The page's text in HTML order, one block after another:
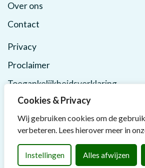
Cookies & Privacy
Wij gebruiken cookies om de
verbeteren. Lees hierover meer in
Instellingen Alles afwijzen
Over ons
Contact
Privacy
Proclaimer
Toegankelijkheidsverklaring